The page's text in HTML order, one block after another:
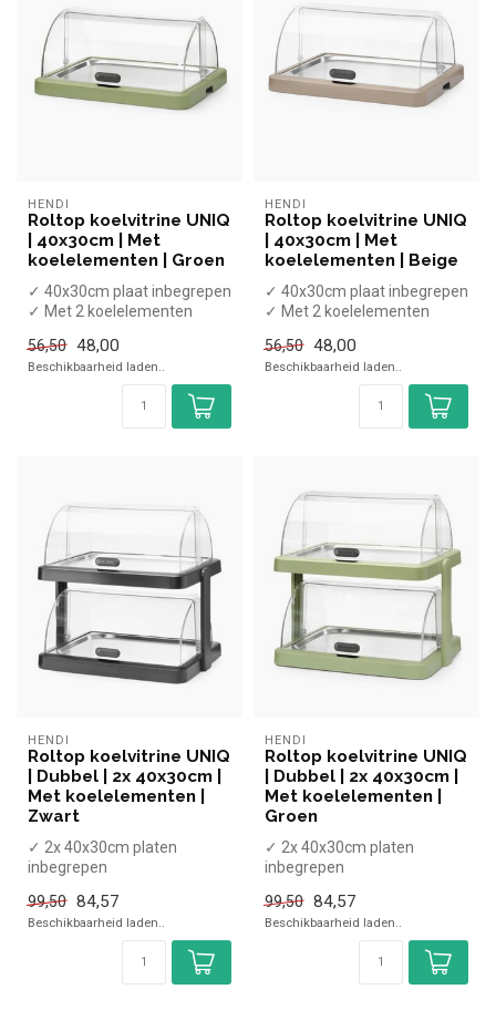
HENDI
Roltop koelvitrine UNIQ
| 40x30cm | Met
koelelementen | Groen
✓ 40x30cm plaat inbegrepen
✓ Met 2 koelelementen
cm...
56,50 48,00
Beschikbaarheid laden..
HENDI
Roltop koelvitrine UNIQ
| 40x30cm | Met
koelelementen | Beige
✓ 40x30cm plaat inbegrepen
✓ Met 2 koelelementen
cm...
56,50 48,00
Beschikbaarheid laden..
HENDI
Roltop koelvitrine UNIQ
| Dubbel | 2x 40x30cm |
Met koelelementen |
Zwart
✓ 2x 40x30cm platen
inbegrepen
✓ Hoogte 48 cm, breedte 4...
99,50 84,57
Beschikbaarheid laden..
HENDI
Roltop koelvitrine UNIQ
| Dubbel | 2x 40x30cm |
Met koelelementen |
Groen
✓ 2x 40x30cm platen
inbegrepen
✓ Hoogte 48 cm, breedte 4...
99,50 84,57
Beschikbaarheid laden..